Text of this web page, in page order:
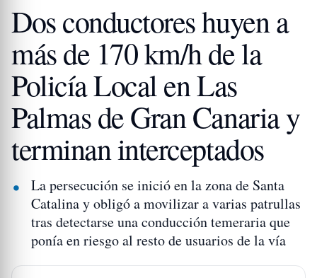
Dos conductores huyen a
más de 170 km/h de la
Policía Local en Las
Palmas de Gran Canaria y
terminan interceptados
La persecución se inició en la zona de Santa
Catalina y obligó a movilizar a varias patrullas
tras detectarse una conducción temeraria que
ponía en riesgo al resto de usuarios de la vía